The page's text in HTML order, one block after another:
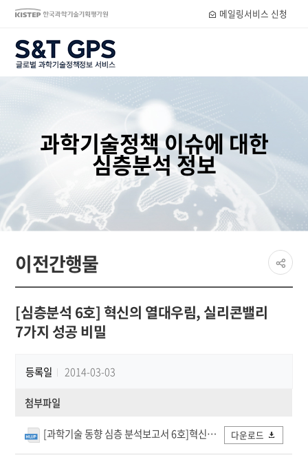
S&T GPS
메일링서비스 신청
과학기술정책 이슈에 대한
심층분석 정보
이전간행물
페이지
공유
share
[심층분석 6호] 혁신의 열대우림, 실리콘밸리
7가지 성공 비밀
등록일 2014-03-03
첨부파일
[과학기술 동향 심층 분석보고서 6호]혁신의 열대우림, 실리콘밸리 7가지 성공 비밀.hwp 다운로드